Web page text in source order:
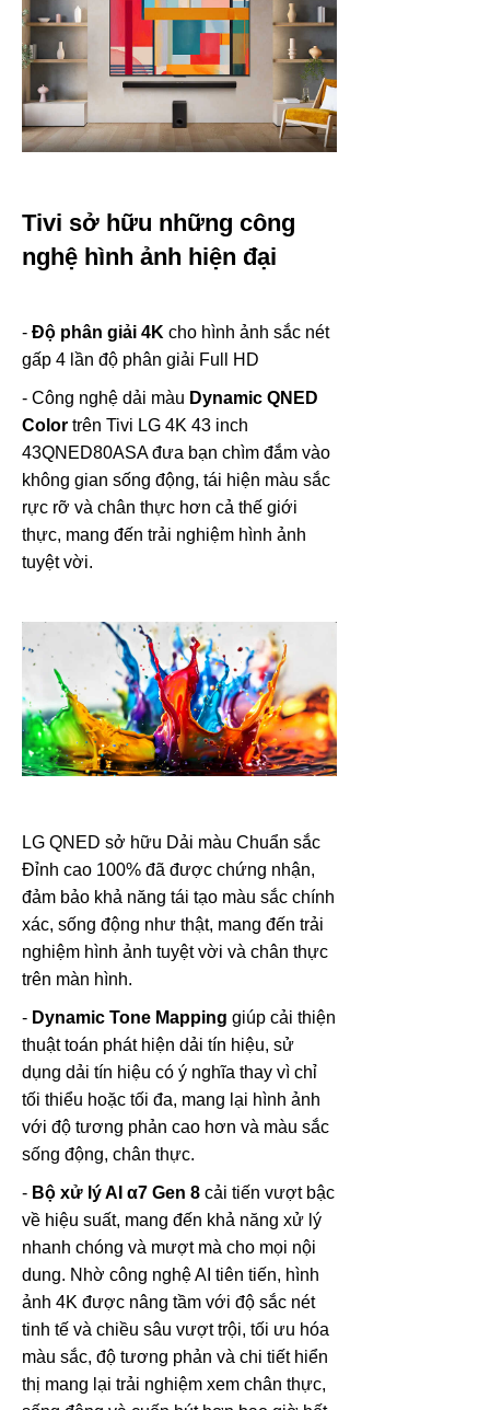
Tivi sở hữu những công
nghệ hình ảnh hiện đại
- Độ phân giải 4K cho hình ảnh sắc nét
gấp 4 lần độ phân giải Full HD
- Công nghệ dải màu Dynamic QNED
Color trên Tivi LG 4K 43 inch
43QNED80ASA đưa bạn chìm đắm vào
không gian sống động, tái hiện màu sắc
rực rỡ và chân thực hơn cả thế giới
thực, mang đến trải nghiệm hình ảnh
tuyệt vời.
LG QNED sở hữu Dải màu Chuẩn sắc
Đỉnh cao 100% đã được chứng nhận,
đảm bảo khả năng tái tạo màu sắc chính
xác, sống động như thật, mang đến trải
nghiệm hình ảnh tuyệt vời và chân thực
trên màn hình.
- Dynamic Tone Mapping giúp cải thiện
thuật toán phát hiện dải tín hiệu, sử
dụng dải tín hiệu có ý nghĩa thay vì chỉ
tối thiểu hoặc tối đa, mang lại hình ảnh
với độ tương phản cao hơn và màu sắc
sống động, chân thực.
- Bộ xử lý AI α7 Gen 8 cải tiến vượt bậc
về hiệu suất, mang đến khả năng xử lý
nhanh chóng và mượt mà cho mọi nội
dung. Nhờ công nghệ AI tiên tiến, hình
ảnh 4K được nâng tầm với độ sắc nét
tinh tế và chiều sâu vượt trội, tối ưu hóa
màu sắc, độ tương phản và chi tiết hiển
thị mang lại trải nghiệm xem chân thực,